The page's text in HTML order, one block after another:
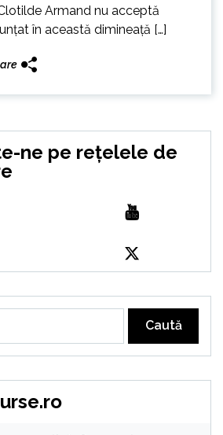
Armand nu acceptă
în această dimineață […]
ne pe rețelele de